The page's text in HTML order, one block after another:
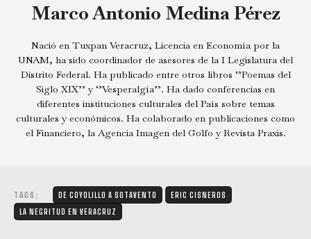
Marco Antonio Medina Pérez
Nació en Tuxpan Veracruz, Licencia en Economía por la
UNAM, ha sido coordinador de asesores de la I Legislatura del
Distrito Federal. Ha publicado entre otros libros ‘’Poemas del
Siglo XIX’’ y ‘’Vesperalgía’’. Ha dado conferencias en
diferentes instituciones culturales del País sobre temas
culturales y económicos. Ha colaborado en publicaciones como
el Financiero, la Agencia Imagen del Golfo y Revista Praxis.
TAGS: DE COYOLILLO A SOTAVENTO
ERIC CISNEROS
LA NEGRITUD EN VERACRUZ